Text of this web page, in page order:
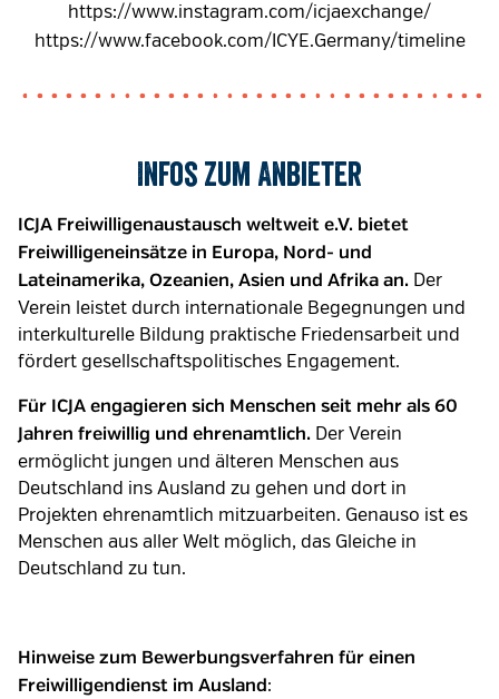
https://www.instagram.com/icjaexchange/
https://www.facebook.com/ICYE.Germany/timeline
Infos zum Anbieter
ICJA Freiwilligenaustausch weltweit e.V. bietet
Freiwilligeneinsätze in Europa, Nord- und
Lateinamerika, Ozeanien, Asien und Afrika an. Der
Verein leistet durch internationale Begegnungen und
interkulturelle Bildung praktische Friedensarbeit und
fördert gesellschaftspolitisches Engagement.
Für ICJA engagieren sich Menschen seit mehr als 60
Jahren freiwillig und ehrenamtlich. Der Verein
ermöglicht jungen und älteren Menschen aus
Deutschland ins Ausland zu gehen und dort in
Projekten ehrenamtlich mitzuarbeiten. Genauso ist es
Menschen aus aller Welt möglich, das Gleiche in
Deutschland zu tun.
Hinweise zum Bewerbungsverfahren für einen
Freiwilligendienst im Ausland :